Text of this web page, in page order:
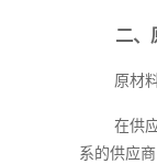
二、
原材
在供
系的供应